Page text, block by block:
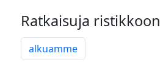
Ratkaisuja ristikkoon
alkuamme